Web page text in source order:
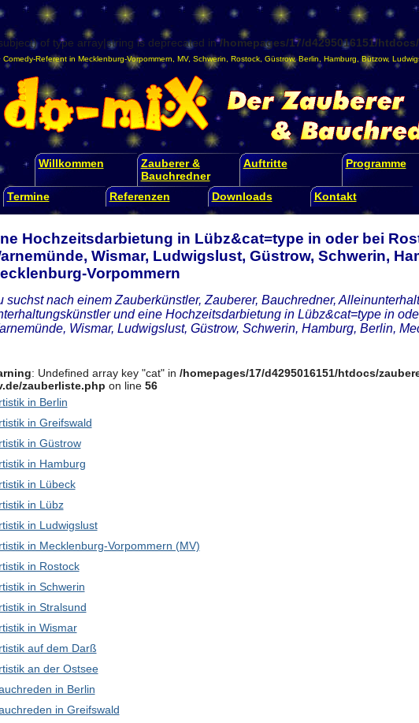
of type array|string is deprecated in/homepages/17/d4295016151/
Comedy-Referent in Mecklenburg-Vorpommern MV, Schwerin Rostock Güstrow,Berlin Hamburg ,Bützow,
Willkommen
Zauberer &
Bauchredner
Auftritte Programme
Termine Referenzen Downloads Kontakt
Hochzeitsdarbietung in Lübz&cat=type in oder bei
Wismar, Ludwigslust, Güstrow, Schwerin,
Vorpommern
suchst nach einem Zauberkünstler, Zauberer, Bauchredner,
und eine Hochzeitsdarbietung in Lübz&cat=type in
Wismar, Ludwigslust, Güstrow, Schwerin, Hamburg, Berlin,
: Undefined array key "cat" in /homepages/17/d4295016151/htdocs/
zauberliste.php on line 56
in Berlin
in Greifswald
in Güstrow
in Hamburg
in Lübeck
in Lübz
in Ludwigslust
in Mecklenburg-Vorpommern (MV)
in Rostock
in Schwerin
in Stralsund
in Wismar
auf dem Darß
an der Ostsee
in Berlin
in Greifswald